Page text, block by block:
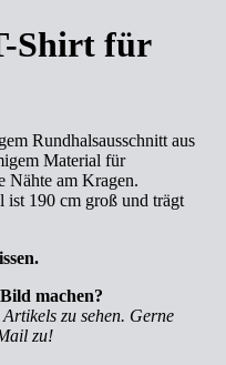
Shirt für
Rundhalsausschnitt aus
Material für
Nähte am Kragen.
ist 190 cm groß und trägt
machen?
zu sehen. Gerne
zu!